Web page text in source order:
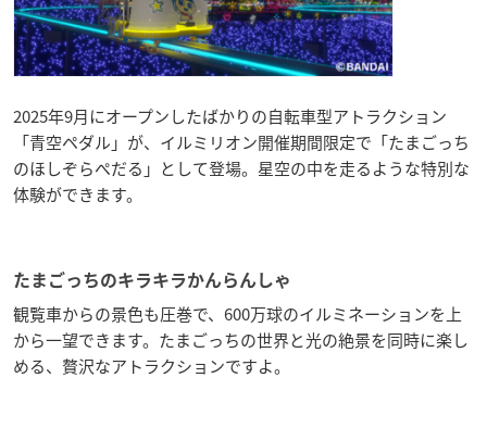
2025年9月にオープンしたばかりの自転車型アトラクション
「青空ペダル」が、イルミリオン開催期間限定で「たまごっち
のほしぞらぺだる」として登場。星空の中を走るような特別な
体験ができます。
たまごっちのキラキラかんらんしゃ
観覧車からの景色も圧巻で、600万球のイルミネーションを上
から一望できます。たまごっちの世界と光の絶景を同時に楽し
める、贅沢なアトラクションですよ。